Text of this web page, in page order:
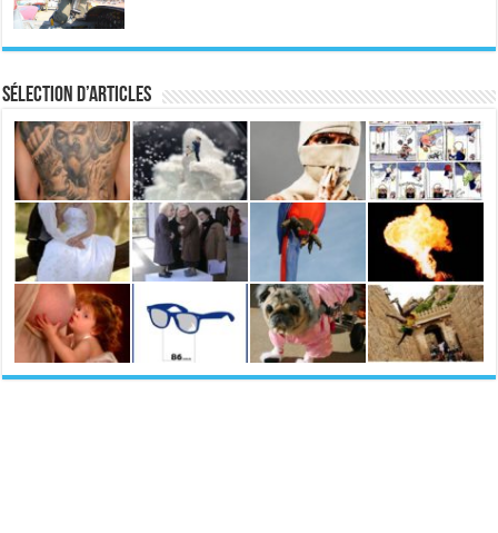
Sélection d’articles